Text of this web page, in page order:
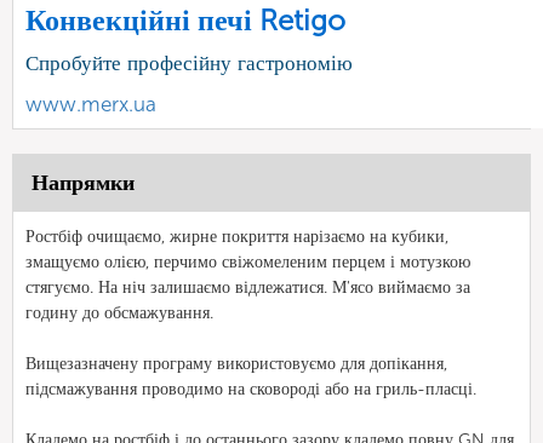
Конвекційні печі Retigo
Спробуйте професійну гастрономію
www.merx.ua
Напрямки
Ростбіф очищаємо, жирне покриття нарізаємо на кубики,
змащуємо олією, перчимо свіжомеленим перцем і мотузкою
стягуємо. На ніч залишаємо відлежатися. М'ясо виймаємо за
годину до обсмажування.
Вищезазначену програму використовуємо для допікання,
підсмажування проводимо на сковороді або на гриль-пласці.